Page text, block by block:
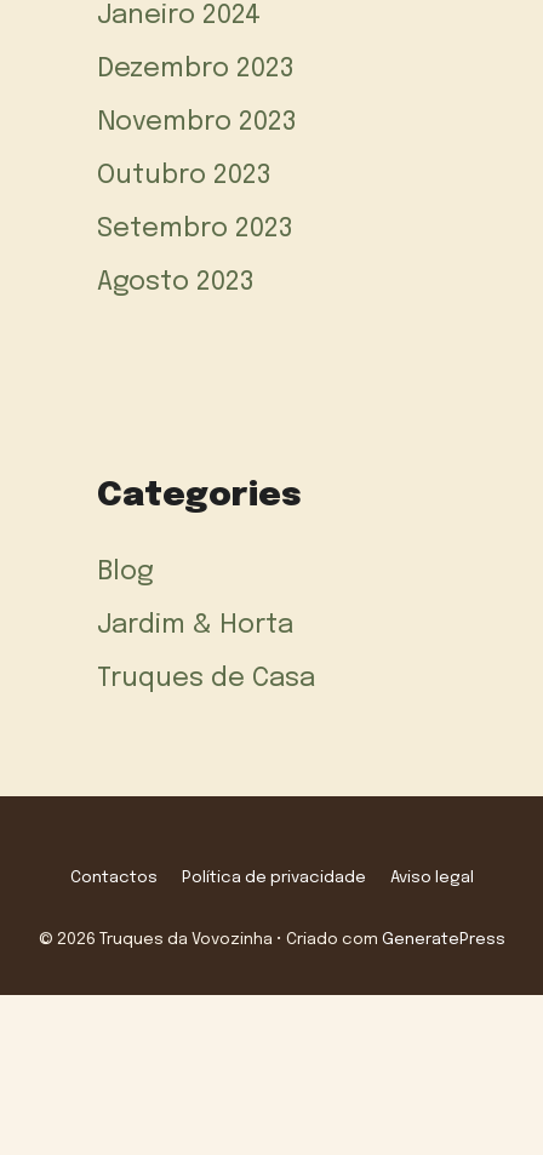
Janeiro 2024
Dezembro 2023
Novembro 2023
Outubro 2023
Setembro 2023
Agosto 2023
Categories
Blog
Jardim & Horta
Truques de Casa
Contactos Política de privacidade Aviso legal
© 2026 Truques da Vovozinha • Criado com GeneratePress